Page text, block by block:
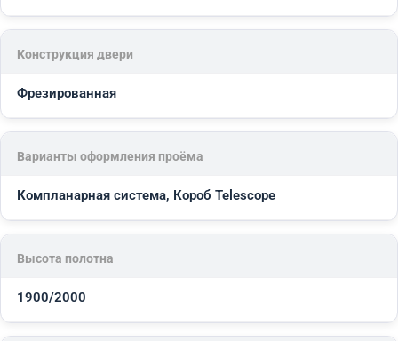
Конструкция двери
Фрезированная
Варианты оформления проёма
Компланарная система, Короб Telescope
Высота полотна
1900/2000